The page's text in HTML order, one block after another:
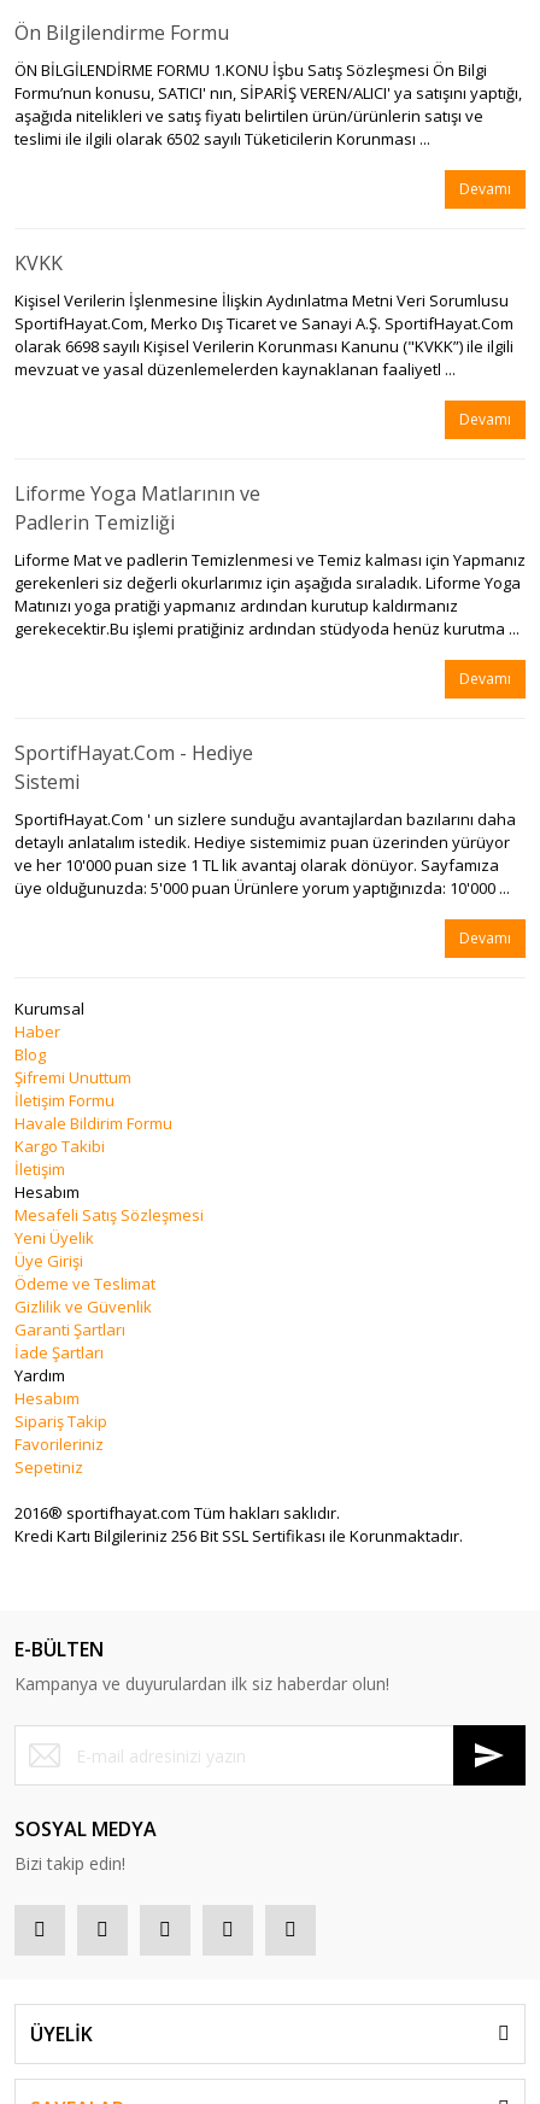
Ön Bilgilendirme Formu
ÖN BİLGİLENDİRME FORMU 1.KONU İşbu Satış Sözleşmesi Ön Bilgi
Formu’nun konusu, SATICI' nın, SİPARİŞ VEREN/ALICI' ya satışını yaptığı,
aşağıda nitelikleri ve satış fiyatı belirtilen ürün/ürünlerin satışı ve
teslimi ile ilgili olarak 6502 sayılı Tüketicilerin Korunması ...
Devamı
KVKK
Kişisel Verilerin İşlenmesine İlişkin Aydınlatma Metni Veri Sorumlusu
SportifHayat.Com, Merko Dış Ticaret ve Sanayi A.Ş. SportifHayat.Com
olarak 6698 sayılı Kişisel Verilerin Korunması Kanunu ("KVKK”) ile ilgili
mevzuat ve yasal düzenlemelerden kaynaklanan faaliyetl ...
Devamı
Liforme Yoga Matlarının ve
Padlerin Temizliği
Liforme Mat ve padlerin Temizlenmesi ve Temiz kalması için Yapmanız
gerekenleri siz değerli okurlarımız için aşağıda sıraladık. Liforme Yoga
Matınızı yoga pratiği yapmanız ardından kurutup kaldırmanız
gerekecektir.Bu işlemi pratiğiniz ardından stüdyoda henüz kurutma ...
Devamı
SportifHayat.Com - Hediye
Sistemi
SportifHayat.Com ' un sizlere sunduğu avantajlardan bazılarını daha
detaylı anlatalım istedik. Hediye sistemimiz puan üzerinden yürüyor
ve her 10'000 puan size 1 TL lik avantaj olarak dönüyor. Sayfamıza
üye olduğunuzda: 5'000 puan Ürünlere yorum yaptığınızda: 10'000 ...
Devamı
Kurumsal
Haber
Blog
Şifremi Unuttum
İletişim Formu
Havale Bildirim Formu
Kargo Takibi
İletişim
Hesabım
Mesafeli Satış Sözleşmesi
Yeni Üyelik
Üye Girişi
Ödeme ve Teslimat
Gizlilik ve Güvenlik
Garanti Şartları
İade Şartları
Yardım
Hesabım
Sipariş Takip
Favorileriniz
Sepetiniz
2016® sportifhayat.com Tüm hakları saklıdır.
Kredi Kartı Bilgileriniz 256 Bit SSL Sertifikası ile Korunmaktadır.
E-BÜLTEN
Kampanya ve duyurulardan ilk siz haberdar olun!
SOSYAL MEDYA
Bizi takip edin!
ÜYELİK